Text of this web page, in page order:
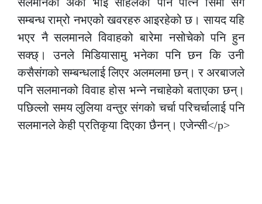
सम्बन्ध राम्रो नभएको खवरहरु आइरहेको छ। सायद यहि
भएर नै सलमानले विवाहको बारेमा नसोचेको पनि हुन
सक्छ्। उनले मिडियासामु भनेका पनि छन कि उनी
कसैसंगको सम्बन्धलाई लिएर अलमलमा छन्। र अरबाजले
पनि सलमानको विवाह होस भन्ने नचाहेको बताएका छन्।
पछिल्लो समय लुलिया वन्तुर संगको चर्चा परिचर्चालाई पनि
सलमानले केही प्रतिकृया दिएका छैनन्। एजेन्सी</p>